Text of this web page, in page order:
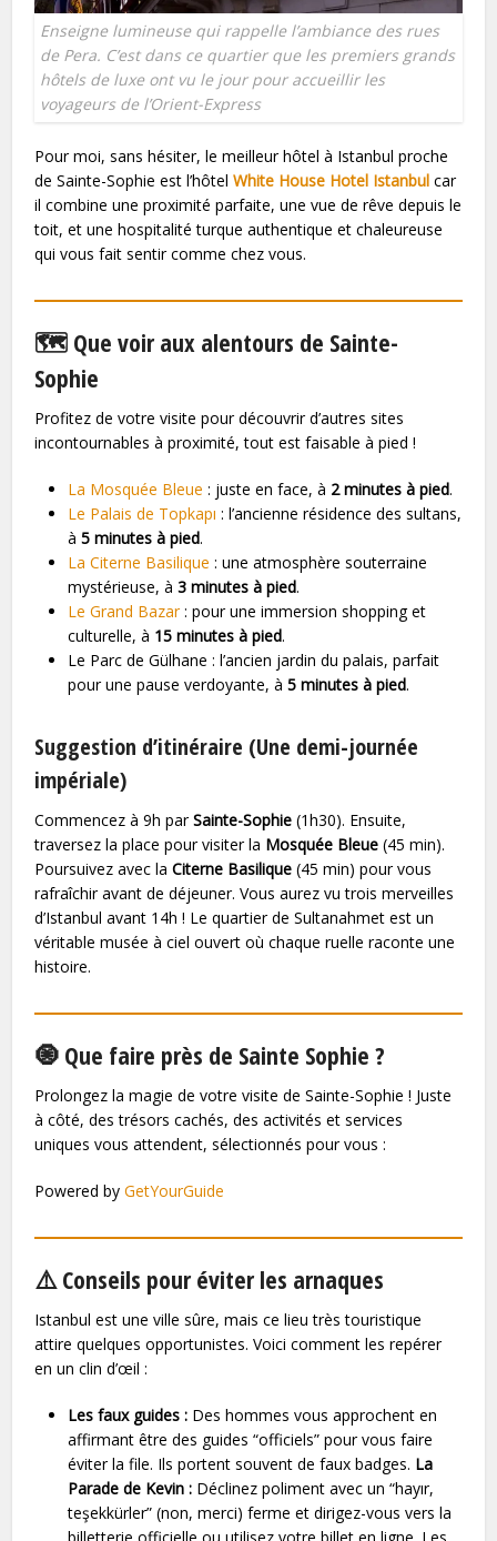
Enseigne lumineuse qui rappelle l’ambiance des rues
de Pera. C’est dans ce quartier que les premiers grands
hôtels de luxe ont vu le jour pour accueillir les
voyageurs de l’Orient-Express
Pour moi, sans hésiter, le meilleur hôtel à Istanbul proche
de Sainte-Sophie est l’hôtelWhite House Hotel Istanbul car
il combine une proximité parfaite, une vue de rêve depuis le
toit, et une hospitalité turque authentique et chaleureuse
qui vous fait sentir comme chez vous.
🗺️ Que voir aux alentours de Sainte-
Sophie
Profitez de votre visite pour découvrir d’autres sites
incontournables à proximité, tout est faisable à pied !
La Mosquée Bleue : juste en face, à 2 minutes à pied.
Le Palais de Topkapı : l’ancienne résidence des sultans,
à5 minutes à pied.
La Citerne Basilique : une atmosphère souterraine
mystérieuse, à3 minutes à pied.
Le Grand Bazar: pour une immersion shopping et
culturelle, à 15 minutes à pied.
Le Parc de Gülhane : l’ancien jardin du palais, parfait
pour une pause verdoyante, à5 minutes à pied.
Suggestion d’itinéraire (Une demi-journée
impériale)
Commencez à 9h parSainte-Sophie (1h30). Ensuite,
traversez la place pour visiter la Mosquée Bleue (45 min).
Poursuivez avec laCiterne Basilique (45 min) pour vous
rafraîchir avant de déjeuner. Vous aurez vu trois merveilles
d’Istanbul avant 14h ! Le quartier de Sultanahmet est un
véritable musée à ciel ouvert où chaque ruelle raconte une
histoire.
🧿 Que faire près de Sainte Sophie ?
Prolongez la magie de votre visite de Sainte-Sophie ! Juste
à côté, des trésors cachés, des activités et services
uniques vous attendent, sélectionnés pour vous :
Powered byGetYourGuide
⚠️ Conseils pour éviter les arnaques
Istanbul est une ville sûre, mais ce lieu très touristique
attire quelques opportunistes. Voici comment les repérer
en un clin d’œil :
Les faux guides : Des hommes vous approchent en
affirmant être des guides “officiels” pour vous faire
éviter la file. Ils portent souvent de faux badges. La
Parade de Kevin : Déclinez poliment avec un “hayır,
teşekkürler” (non, merci) ferme et dirigez-vous vers la